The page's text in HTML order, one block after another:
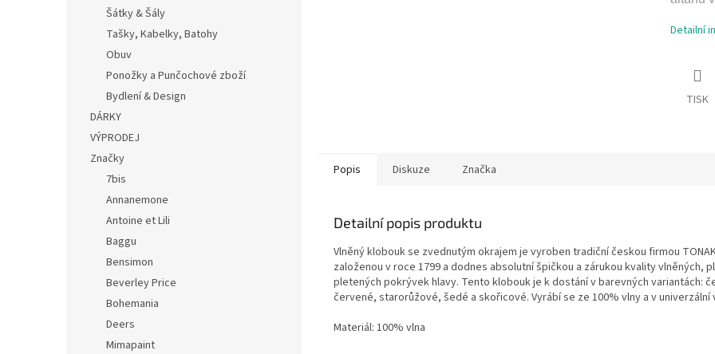
Šátky & Šály
Tašky, Kabelky, Batohy
Obuv
Ponožky a Punčochové zboží
Bydlení & Design
DÁRKY
VÝPRODEJ
Značky
7bis
Annanemone
Antoine et Lili
Baggu
Bensimon
Beverley Price
Bohemania
Deers
Mimapaint
Detailní
TISK
Popis Diskuze Značka
Detailní popis produktu
Vlněný klobouk se zvednutým okrajem je vyroben tradiční českou firmou
založenou v roce 1799 a dodnes absolutní špičkou a zárukou kvality vlněných,
pletených pokrývek hlavy. Tento klobouk je k dostání v barevných variantách:
červené, starorůžové, šedé a skořicové. Vyrábí se ze 100% vlny a v univerzální
Materiál: 100% vlna